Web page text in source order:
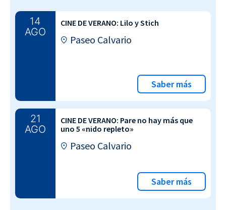
14
AGO
CINE DE VERANO: Lilo y Stich
Paseo Calvario
Saber más
21
AGO
CINE DE VERANO: Pare no hay más que
uno 5 «nido repleto»
Paseo Calvario
Saber más